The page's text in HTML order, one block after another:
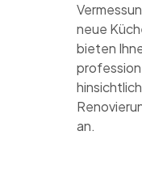
neue
bieten
an.